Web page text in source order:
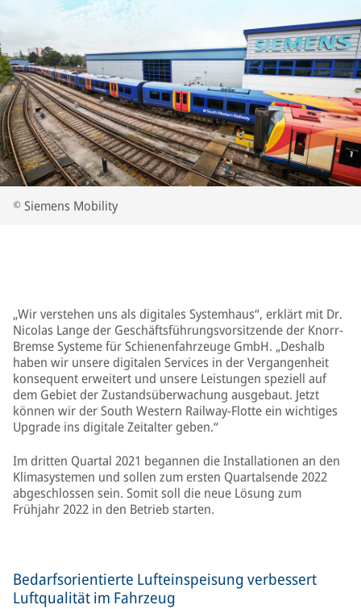
© Siemens Mobility
„Wir verstehen uns als digitales Systemhaus“, erklärt mit Dr.
Nicolas Lange der Geschäftsführungsvorsitzende der Knorr-
Bremse Systeme für Schienenfahrzeuge GmbH. „Deshalb
haben wir unsere digitalen Services in der Vergangenheit
konsequent erweitert und unsere Leistungen speziell auf
dem Gebiet der Zustandsüberwachung ausgebaut. Jetzt
können wir der South Western Railway-Flotte ein wichtiges
Upgrade ins digitale Zeitalter geben.“
Im dritten Quartal 2021 begannen die Installationen an den
Klimasystemen und sollen zum ersten Quartalsende 2022
abgeschlossen sein. Somit soll die neue Lösung zum
Frühjahr 2022 in den Betrieb starten.
Bedarfsorientierte Lufteinspeisung verbessert
Luftqualität im Fahrzeug